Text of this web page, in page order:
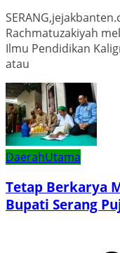
Rachmatuzakiyah
Ilmu Pendidikan
atau
DaerahUtama
Tetap Berkarya
Bupati Serang